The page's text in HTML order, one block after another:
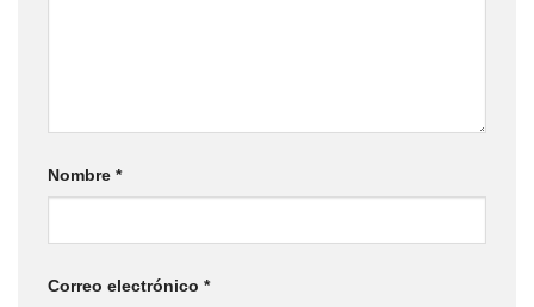
Nombre *
Correo electrónico *